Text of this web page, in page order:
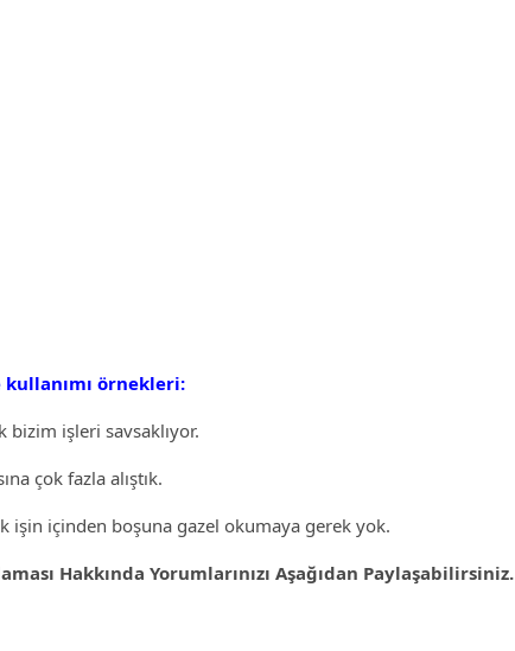
örnekleri:
işleri savsaklıyor.
çok fazla alıştık.
işin içinden boşuna gazel okumaya gerek yok.
Hakkında Yorumlarınızı Aşağıdan Paylaşabilirsiniz.